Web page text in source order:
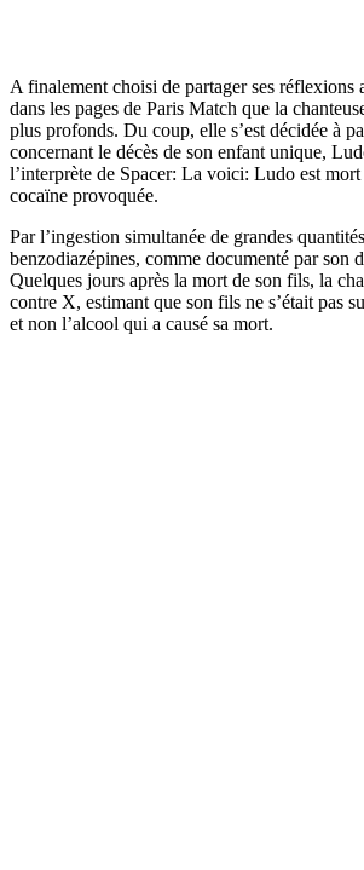
A finalement choisi de partager ses réflexions
dans les pages de Paris Match que la
plus profonds. Du coup, elle s’est décidée à
concernant le décès de son enfant unique,
l’interprète de Spacer: La voici: Ludo est mort
cocaïne provoquée.
Par l’ingestion simultanée de grandes
benzodiazépines, comme documenté par son
Quelques jours après la mort de son fils, la
contre X, estimant que son fils ne s’était pas
et non l’alcool qui a causé sa mort.